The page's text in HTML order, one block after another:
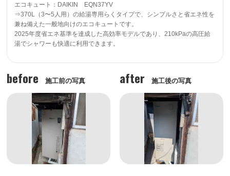
エコキュート：DAIKIN　EQN37YV
⇒370L（3〜5人用）の給湯専用らくタイプで、シンプルさと省エネ性を
兼ね備えた一般地向けのエコキュートです。
2025年度省エネ基準を達成した高効率モデルであり、210kPaの高圧給
湯でシャワーも快適に利用できます。
before 施工前の写真 after 施工後の写真